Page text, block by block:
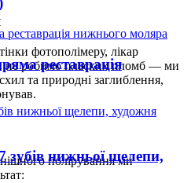
фотополімеру, лікар
не робимо пласких пломб — ми
та природні заглиблення,
полірування ми
реставрація
зубів нижньої щелепи,